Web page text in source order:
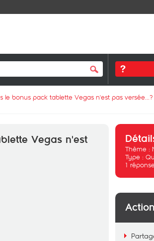
le bonus pack tablette Vegas n'est pas versée...?
Vegas n'est
Thème :
Type :
1 réponse